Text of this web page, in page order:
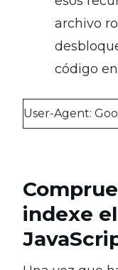
archivo
código
User-Agent:
indexe